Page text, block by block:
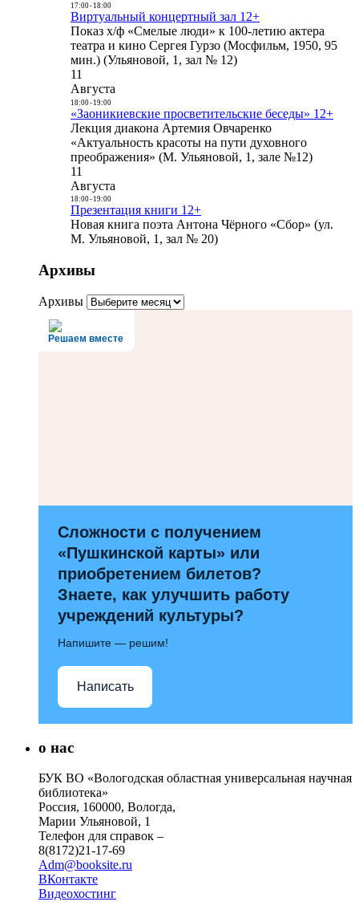
17:00- 18:00
Виртуальный концертный зал 12+
Показ х/ф «Смелые люди» к 100-летию актера
театра и кино Сергея Гурзо (Мосфильм, 1950, 95
мин.) (Ульяновой, 1, зал № 12)
11
Августа
18:00- 19:00
«Заоникиевские просветительские беседы» 12+
Лекция диакона Артемия Овчаренко
«Актуальность красоты на пути духовного
преображения» (М. Ульяновой, 1, зале №12)
11
Августа
18:00- 19:00
Презентация книги 12+
Новая книга поэта Антона Чёрного «Сбор» (ул.
М. Ульяновой, 1, зал № 20)
Архивы
Архивы
Решаем вместе
Сложности с получением
«Пушкинской карты» или
приобретением билетов?
Знаете, как улучшить работу
учреждений культуры?
Напишите — решим!
Написать
о нас
БУК ВО «Вологодская областная универсальная научная
библиотека»
Россия, 160000, Вологда,
Марии Ульяновой, 1
Телефон для справок –
8(8172)21-17-69
Adm@booksite.ru
ВКонтакте
Видеохостинг